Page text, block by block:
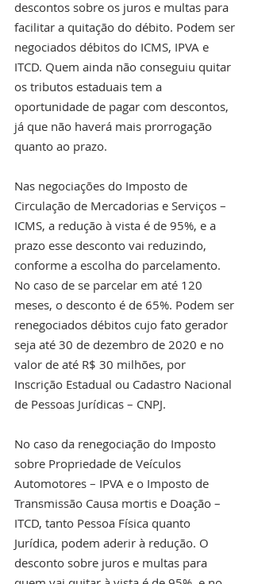
descontos sobre os juros e multas para
facilitar a quitação do débito. Podem ser
negociados débitos do ICMS, IPVA e
ITCD. Quem ainda não conseguiu quitar
os tributos estaduais tem a
oportunidade de pagar com descontos,
já que não haverá mais prorrogação
quanto ao prazo.
Nas negociações do Imposto de
Circulação de Mercadorias e Serviços –
ICMS, a redução à vista é de 95%, e a
prazo esse desconto vai reduzindo,
conforme a escolha do parcelamento.
No caso de se parcelar em até 120
meses, o desconto é de 65%. Podem ser
renegociados débitos cujo fato gerador
seja até 30 de dezembro de 2020 e no
valor de até R$ 30 milhões, por
Inscrição Estadual ou Cadastro Nacional
de Pessoas Jurídicas – CNPJ.
No caso da renegociação do Imposto
sobre Propriedade de Veículos
Automotores – IPVA e o Imposto de
Transmissão Causa mortis e Doação –
ITCD, tanto Pessoa Física quanto
Jurídica, podem aderir à redução. O
desconto sobre juros e multas para